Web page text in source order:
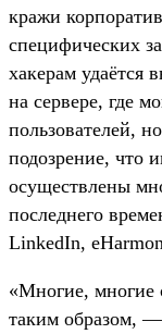
кражи
специфических
хакерам удаётся
на сервере, где
пользователей,
подозрение, что
осуществлены
последнего
LinkedIn,
«Многие, многие
таким образом,